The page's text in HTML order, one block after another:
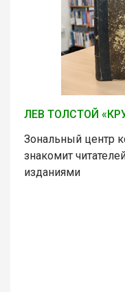
ЛЕВ ТОЛСТОЙ
Зональный центр
знакомит
изданиями